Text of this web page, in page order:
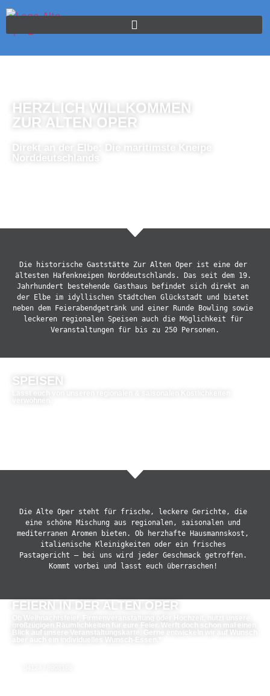
HERZLICH WILLKOMMEN
ZUR ALTEN OPER
Direkt an der Elbe: Die maritimste Kneipe
Norddeutschlands
Die historische Gaststätte Zur Alten Oper ist eine der
ältesten Hafenkneipen Norddeutschlands. Das seit dem 19.
Jahrhundert bestehende Gasthaus befindet sich direkt an
der Elbe im idyllischen Städtchen Glückstadt und bietet
neben dem Feierabendgetränk und einer Runde Bowling sowie
leckeren regionalen Speisen auch die Möglichkeit für
SPEISEN
Die Alte Oper steht für frische, leckere Gerichte, die
eine schöne Mischung aus regionalen, saisonalen und
mediterranen Aromen bieten. Ob herzhafte Hausmannskost,
italienische Kleinigkeiten oder ein frisches
Pastagericht – bei uns wird jeder Geschmack getroffen.
Kommt vorbei und lasst euch überraschen!
FEIERN IN DER ALTEN OPER
Ob Weihnachtsfeier, Firmenveranstaltung oder Hochzeit, nutzt unsere
großzügigen Räumlichkeiten für eure Feier. Werft doch schon mal einen
Blick auf unsere Veranstaltungskarte. Gerne entwickeln wir auf Wunsch
aber auch ein individuelles Wunsch-Essen.*